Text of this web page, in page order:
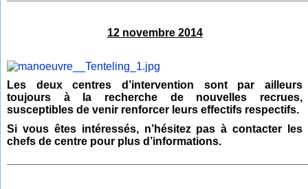
12 novembre 2014
Les deux centres d’intervention sont par ailleurs
toujours à la recherche de nouvelles recrues,
susceptibles de venir renforcer leurs effectifs respectifs.
Si vous êtes intéressés, n’hésitez pas à contacter les
chefs de centre pour plus d’informations.